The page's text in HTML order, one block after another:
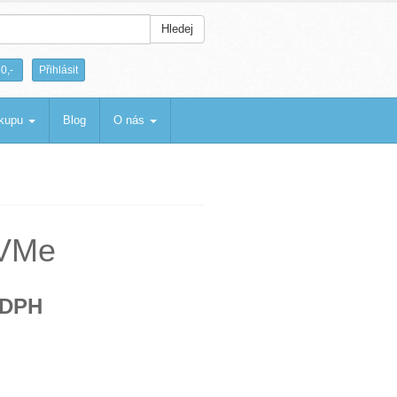
Hledej
0,- Přihlásit
Blog O nás